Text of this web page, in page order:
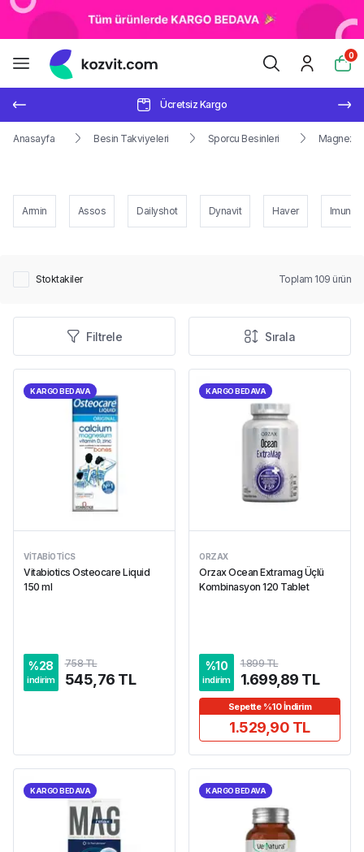
0
Ücretsiz Kargo
Anasayfa Besin Takviyeleri Sporcu Besinleri
Armin Assos Dailyshot Dynavit Haver
Stoktakiler Toplam 109 ürün
Filtrele Sırala
KARGO BEDAVA
VITABIOTICS
Vitabiotics Osteocare Liquid
150 ml
%28
indirim
758 TL
545,76 TL
KARGO BEDAVA
ORZAX
Orzax Ocean Extramag Üçlü
Kombinasyon 120 Tablet
%10
indirim
1.899 TL
1.699,89 TL
Sepette %10 İndirim
1.529,90 TL
KARGO BEDAVA KARGO BEDAVA